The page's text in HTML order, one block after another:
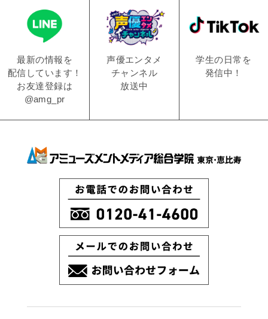
最新の情報を
配信しています！
お友達登録は
@amg_pr
声優エンタメ
チャンネル
放送中
学生の日常を
発信中！